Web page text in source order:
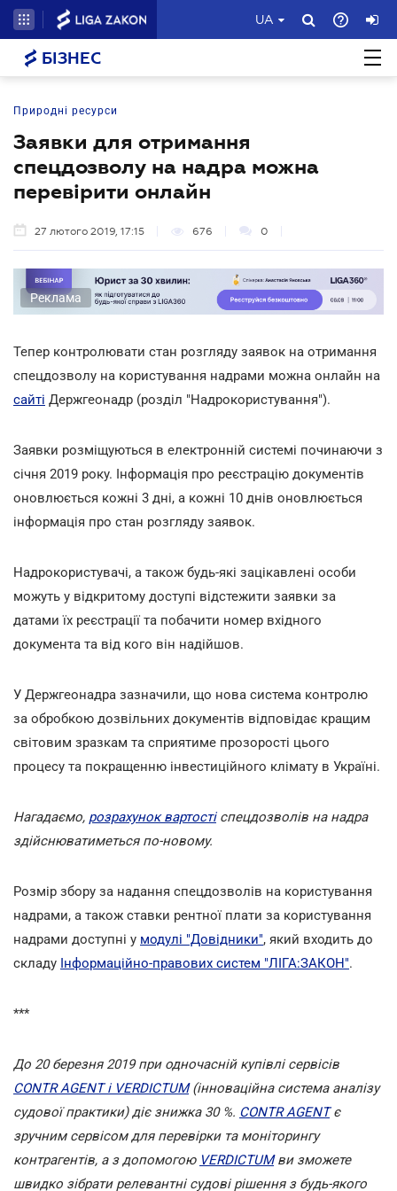
UA
БІЗНЕС
Природні ресурси
Заявки для отримання
спецдозволу на надра можна
перевірити онлайн
27 лютого 2019, 17:15 676 0
Реклама
Тепер контролювати стан розгляду заявок на отримання
спецдозволу на користування надрами можна онлайн на
сайті Держгеонадр (розділ "Надрокористування").
Заявки розміщуються в електронній системі починаючи з
січня 2019 року. Інформація про реєстрацію документів
оновлюється кожні 3 дні, а кожні 10 днів оновлюється
інформація про стан розгляду заявок.
Надрокористувачі, а також будь-які зацікавлені особи
можуть у відкритому доступі відстежити заявки за
датами їх реєстрації та побачити номер вхідного
документа та від кого він надійшов.
У Держгеонадра зазначили, що нова система контролю
за обробкою дозвільних документів відповідає кращим
світовим зразкам та сприятиме прозорості цього
процесу та покращенню інвестиційного клімату в Україні.
Нагадаємо, розрахунок вартостіспецдозволів на надра
здійснюватиметься по-новому.
Розмір збору за надання спецдозволів на користування
надрами, а також ставки рентної плати за користування
надрами доступні у модулі "Довідники", який входить до
складу Інформаційно-правових систем "ЛІГА:ЗАКОН".
***
До 20 березня 2019 при одночасній купівлі сервісів
CONTR AGENT і VERDICTUM(інноваційна система аналізу
судової практики) діє знижка 30 %. CONTR AGENTє
зручним сервісом для перевірки та моніторингу
контрагентів, а з допомогою VERDICTUMви зможете
швидко зібрати релевантні судові рішення з будь-якого